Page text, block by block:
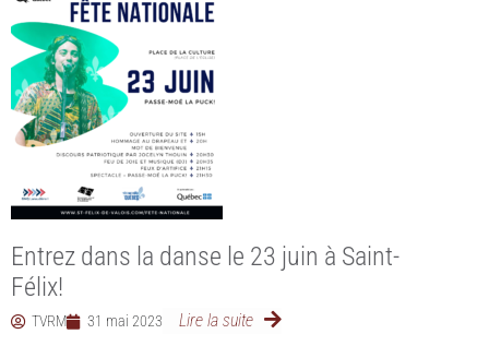
Entrez dans la danse le 23 juin à Saint-
Félix!
TVRM 31 mai 2023 Lire la suite